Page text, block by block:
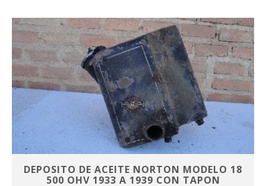
DEPOSITO DE ACEITE NORTON MODELO 18
500 OHV 1933 A 1939 CON TAPON